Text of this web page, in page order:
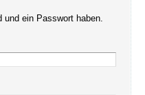
und ein Passwort haben.